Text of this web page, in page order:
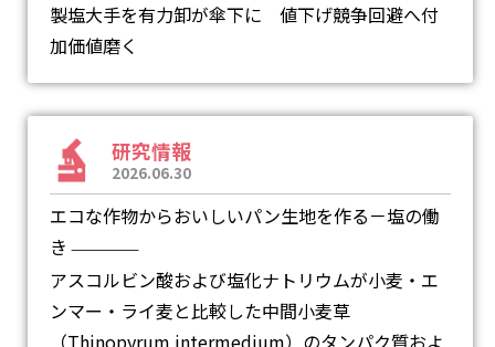
製塩大手を有力卸が傘下に 値下げ競争回避へ付
加価値磨く
研究情報
2026.06.30
エコな作物からおいしいパン生地を作る－塩の働
き ―
アスコルビン酸および塩化ナトリウムが小麦・エ
ンマー・ライ麦と比較した中間小麦草
（Thinopyrum intermedium）のタンパク質およ